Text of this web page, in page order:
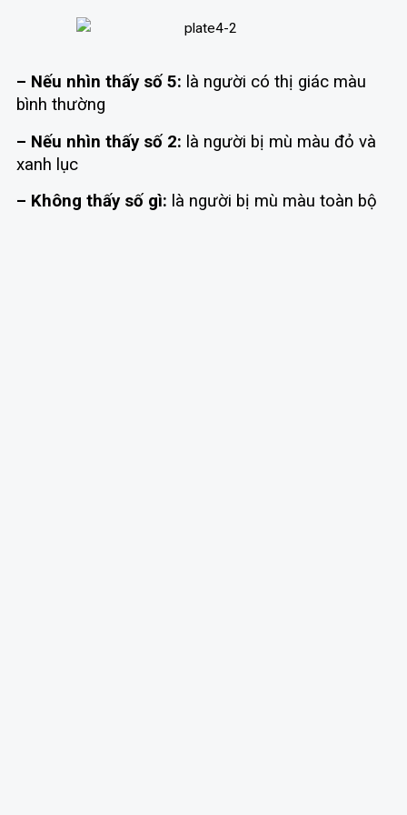
– Nếu nhìn thấy số 5: là người có thị giác màu
bình thường
– Nếu nhìn thấy số 2: là người bị mù màu đỏ và
xanh lục
– Không thấy số gì: là người bị mù màu toàn bộ